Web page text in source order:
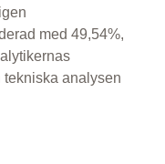
med 49,54%,
tekniska analysen